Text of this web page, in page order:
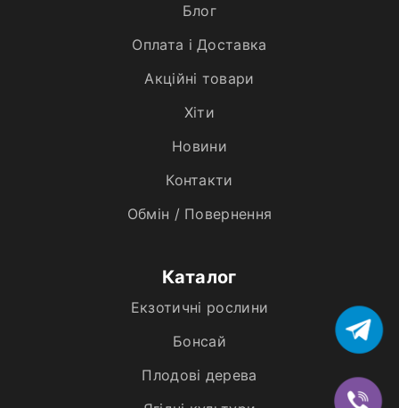
Блог
Оплата і Доставка
Акційні товари
Хiти
Новини
Контакти
Обмін / Повернення
Каталог
Екзотичні рослини
Бонсай
Плодові дерева